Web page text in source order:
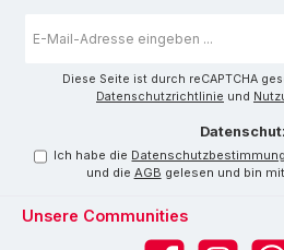
Mail-
Diese Seite ist durch reCAPTCHA
Datenschutzrichtlinie und
Ich habe die
und die AGB gelesen und bin
Unsere Communities